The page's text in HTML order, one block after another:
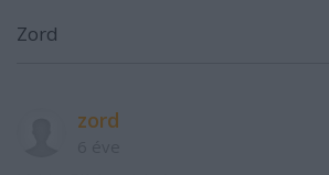
Zord
zord